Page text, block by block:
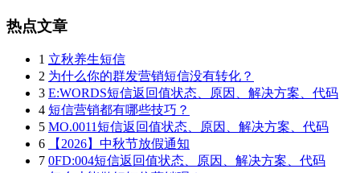
热点文章
1 立秋养生短信
2 为什么你的群发营销短信没有转化？
3 E:WORDS短信返回值状态、原因、解决方案、代码
4 短信营销都有哪些技巧？
5 MO.0011短信返回值状态、原因、解决方案、代码
6
【2026】中秋节放假通知
7 0FD:004短信返回值状态、原因、解决方案、代码